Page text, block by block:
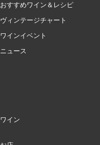
おすすめワイン＆レシピ
ヴィンテージチャート
ワインイベント
ニュース
ワイン